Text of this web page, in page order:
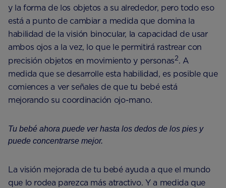
y la forma de los objetos a su alrededor, pero todo eso
está a punto de cambiar a medida que domina la
habilidad de la visión binocular, la capacidad de usar
ambos ojos a la vez, lo que le permitirá rastrear con
precisión objetos en movimiento y personas2. A
medida que se desarrolle esta habilidad, es posible que
comiences a ver señales de que tu bebé está
mejorando su coordinación ojo-mano.
Tu bebé ahora puede ver hasta los dedos de los pies y
puede concentrarse mejor.
La visión mejorada de tu bebé ayuda a que el mundo
que lo rodea parezca más atractivo. Y a medida que